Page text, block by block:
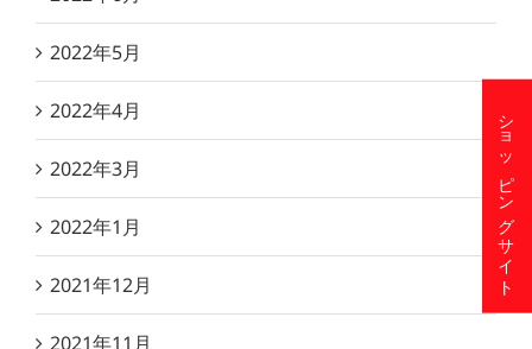
2022年5月
2022年4月
2022年3月
2022年1月
2021年12月
2021年11月
ショッピングサイト